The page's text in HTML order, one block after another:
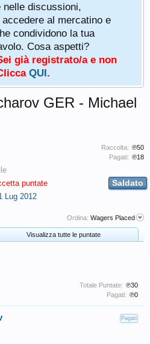
nelle discussioni,
al mercatino e
condividono la tua
Cosa aspetti?
già registrato/a e non
QUI.
Raccolta: ℗50
Pagati: ℗18
GER - Michael
Saldato
puntate
Lug 2012
Ordina: Wagers Placed
Visualizza tutte le puntate
Totale Puntate: ℗30
Pagati: ℗0
Pagati